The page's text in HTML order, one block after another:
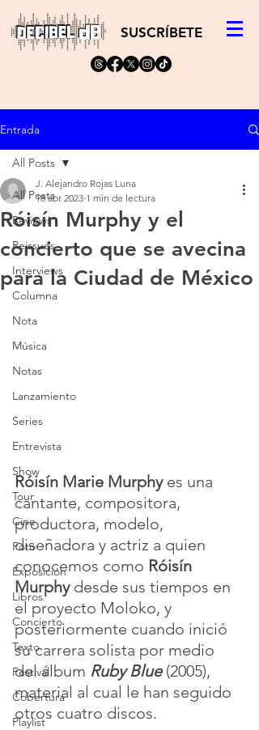
SUSCRÍBETE
Entrada
All Posts
Reviews
Reissues
Interviews
Columna
Nota
Música
Notas
Lanzamiento
Series
Entrevista
Show
Tour
Cine
Foto
Exposición
Libros
Concierto
Texto
Festival
Cobertura
Playlist
All Posts
Róisín Murphy y el
concierto que se avecina
para la Ciudad de México
J. Alejandro Rojas Luna
18 abr 2023 1 min de lectura
Róisín Marie Murphy es una
cantante, compositora,
productora, modelo,
diseñadora y actriz a quien
conocemos como Róisín
Murphy desde sus tiempos en
el proyecto Moloko, y
posteriormente cuando inició
su carrera solista por medio
del álbum Ruby Blue (2005),
material al cual le han seguido
otros cuatro discos.